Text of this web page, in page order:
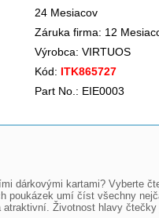
24 Mesiacov
Záruka firma: 12
Výrobca: VIRTUOS
Kód: ITK865727
Part No.: EIE0003
dárkovými kartami? Vyberte
poukázek umí číst všechny
Životnost hlavy čtečky